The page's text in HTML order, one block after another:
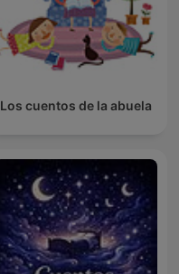
Los cuentos de la abuela